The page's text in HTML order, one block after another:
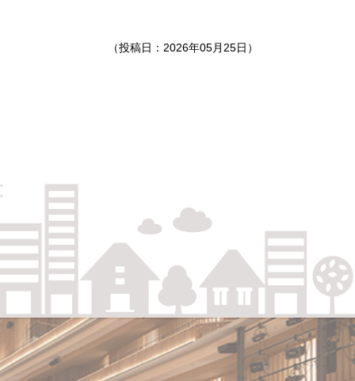
（投稿日：2026年05月25日）